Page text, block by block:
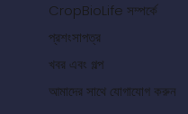
CropBioLife সম্পর্কে
প্রশংসাপত্র
খবর এবং গল্প
আমাদের সাথে যোগাযোগ করুন